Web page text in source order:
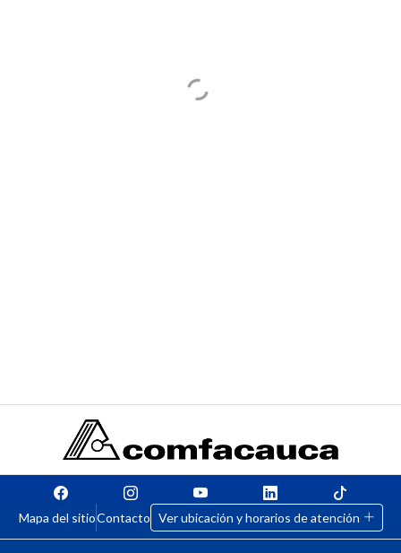
Mapa del sitioContacto Ver ubicación y horarios de atención